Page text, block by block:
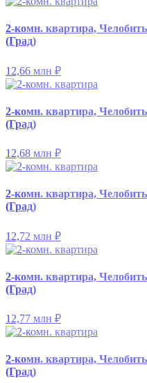
2-комн. квартира,
(Град)
12,66 млн ₽
2-комн. квартира,
(Град)
12,68 млн ₽
2-комн. квартира,
(Град)
12,72 млн ₽
2-комн. квартира,
(Град)
12,77 млн ₽
2-комн. квартира,
(Град)